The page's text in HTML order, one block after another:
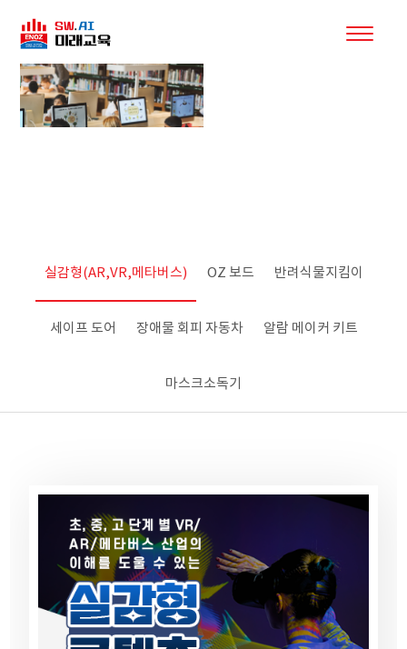
실감형(AR,VR,메타버스) OZ 보드 반려식물지킴이
세이프 도어 장애물 회피 자동차 알람 메이커 키트
마스크소독기